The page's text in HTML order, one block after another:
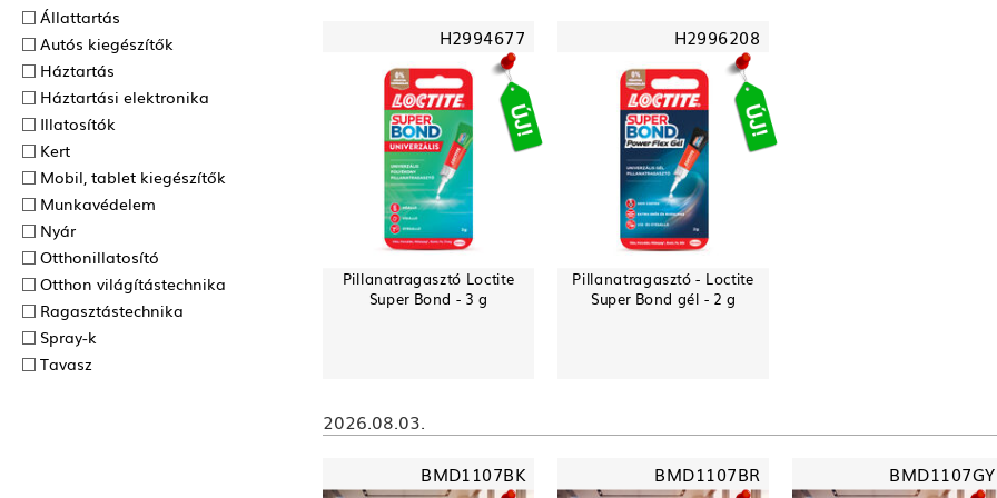
Állattartás
Autós kiegészítők
Háztartás
Háztartási elektronika
Illatosítók
Kert
Mobil, tablet kiegészítők
Munkavédelem
Nyár
Otthonillatosító
Otthon világítástechnika
Ragasztás­technika
Spray-k
Tavasz
H2994677
Pillanatragasztó Loctite
Super Bond - 3 g
H2996208
Pillanatragasztó - Loctite
Super Bond gél - 2 g
2026.08.03.
BMD1107BK BMD1107BR BMD1107GY